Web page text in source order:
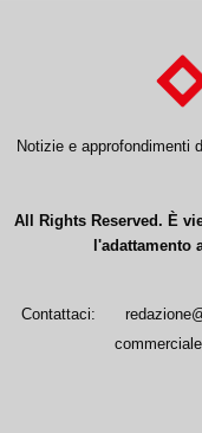
Notizie e approfondimenti
All Rights Reserved. È
l'adattamento
Contattaci: